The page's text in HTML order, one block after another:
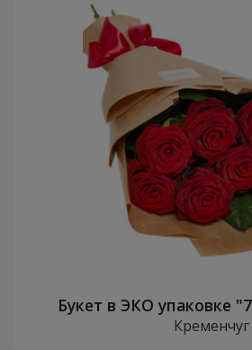
Букет в ЭКО упаковке
Кременчуг